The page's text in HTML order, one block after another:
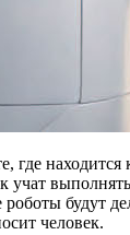
учат
будут
человек.